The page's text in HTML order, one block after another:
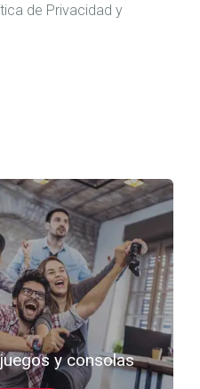
de Privacidad y
y consolas